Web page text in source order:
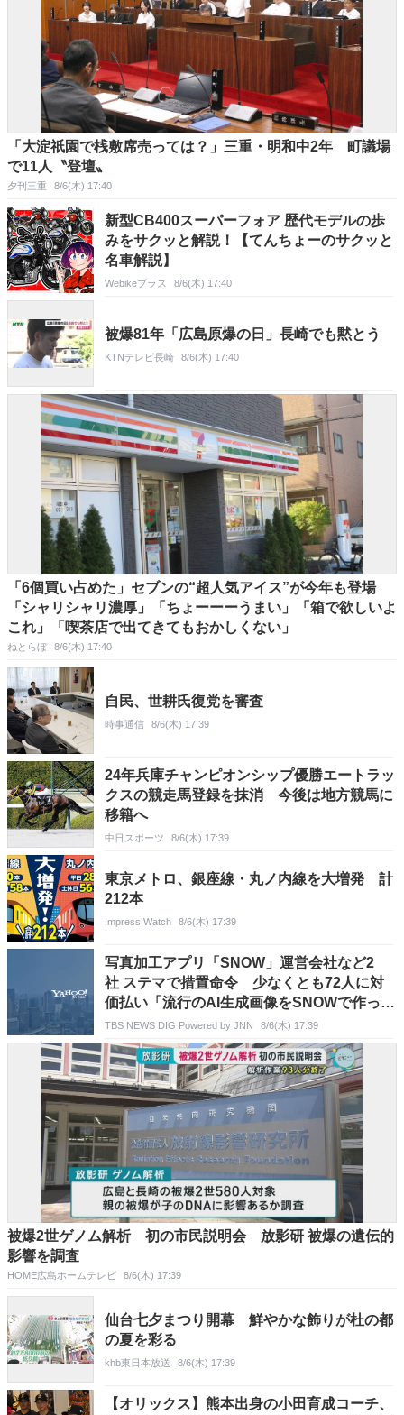
「大淀祇園で桟敷席売っては？」三重・明和中2年 町議場
で11人〝登壇〟
夕刊三重 8/6(木) 17:40
新型CB400スーパーフォア 歴代モデルの歩
みをサクッと解説！【てんちょーのサクッと
名車解説】
Webikeプラス 8/6(木) 17:40
被爆81年「広島原爆の日」長崎でも黙とう
KTNテレビ長崎 8/6(木) 17:40
「6個買い占めた」セブンの“超人気アイス”が今年も登場
「シャリシャリ濃厚」「ちょーーーうまい」「箱で欲しいよ
これ」「喫茶店で出てきてもおかしくない」
ねとらぼ 8/6(木) 17:40
自民、世耕氏復党を審査
時事通信 8/6(木) 17:39
24年兵庫チャンピオンシップ優勝エートラッ
クスの競走馬登録を抹消 今後は地方競馬に
移籍へ
中日スポーツ 8/6(木) 17:39
東京メトロ、銀座線・丸ノ内線を大増発 計
212本
Impress Watch 8/6(木) 17:39
写真加工アプリ「SNOW」運営会社など2
社 ステマで措置命令 少なくとも72人に対
価払い「流行のAI生成画像をSNOWで作って
みた」などXに投稿させる 消費者庁
TBS NEWS DIG Powered by JNN 8/6(木) 17:39
被爆2世ゲノム解析 初の市民説明会 放影研 被爆の遺伝的
影響を調査
HOME広島ホームテレビ 8/6(木) 17:39
仙台七夕まつり開幕 鮮やかな飾りが杜の都
の夏を彩る
khb東日本放送 8/6(木) 17:39
【オリックス】熊本出身の小田育成コーチ、